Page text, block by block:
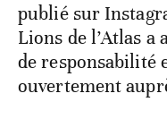
publié sur
Lions de l’Atlas a
de responsabilité
ouvertement